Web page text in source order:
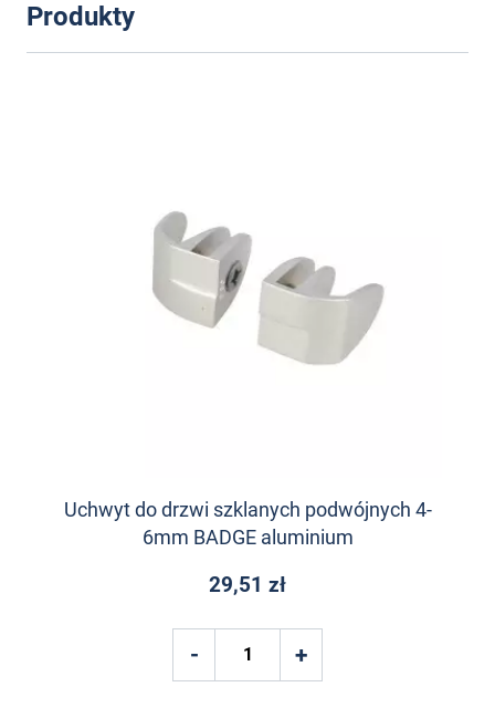
Produkty
Uchwyt do drzwi szklanych podwójnych 4-
6mm BADGE aluminium
29,51 zł